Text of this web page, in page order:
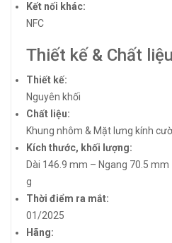
Kết nối khác:
NFC
Thiết kế & Chất liệu
Thiết kế:
Nguyên khối
Chất liệu:
Khung nhôm & Mặt lưng kính
Kích thước, khối lượng:
Dài 146.9 mm – Ngang 70.5
g
Thời điểm ra mắt:
01/2025
Hãng: